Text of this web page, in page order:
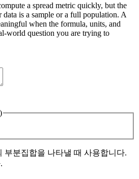
a spread metric quickly, but the
is a sample or a full population. A
when the formula, units, and
world question you are trying to
부분집합을 나타낼 때 사용합니다.